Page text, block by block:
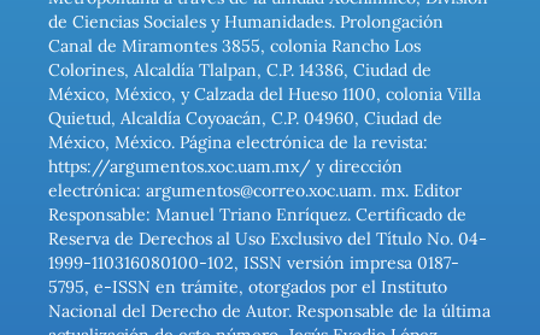
de Ciencias Sociales y Humanidades. Prolongación
Canal de Miramontes 3855, colonia Rancho Los
Colorines, Alcaldía Tlalpan, C.P. 14386, Ciudad de
México, México, y Calzada del Hueso 1100, colonia Villa
Quietud, Alcaldía Coyoacán, C.P. 04960, Ciudad de
México, México. Página electrónica de la revista:
https://argumentos.xoc.uam.mx/ y dirección
electrónica: argumentos@correo.xoc.uam. mx. Editor
Responsable: Manuel Triano Enríquez. Certificado de
Reserva de Derechos al Uso Exclusivo del Título No. 04-
1999-110316080100-102, ISSN versión impresa 0187-
5795, e-ISSN en trámite, otorgados por el Instituto
Nacional del Derecho de Autor. Responsable de la última